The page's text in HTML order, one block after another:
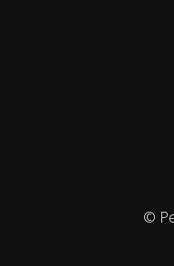
©